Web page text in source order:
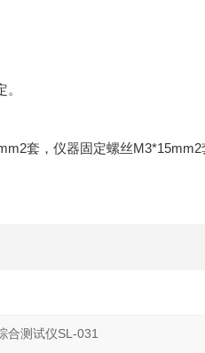
套，仪器固定螺丝